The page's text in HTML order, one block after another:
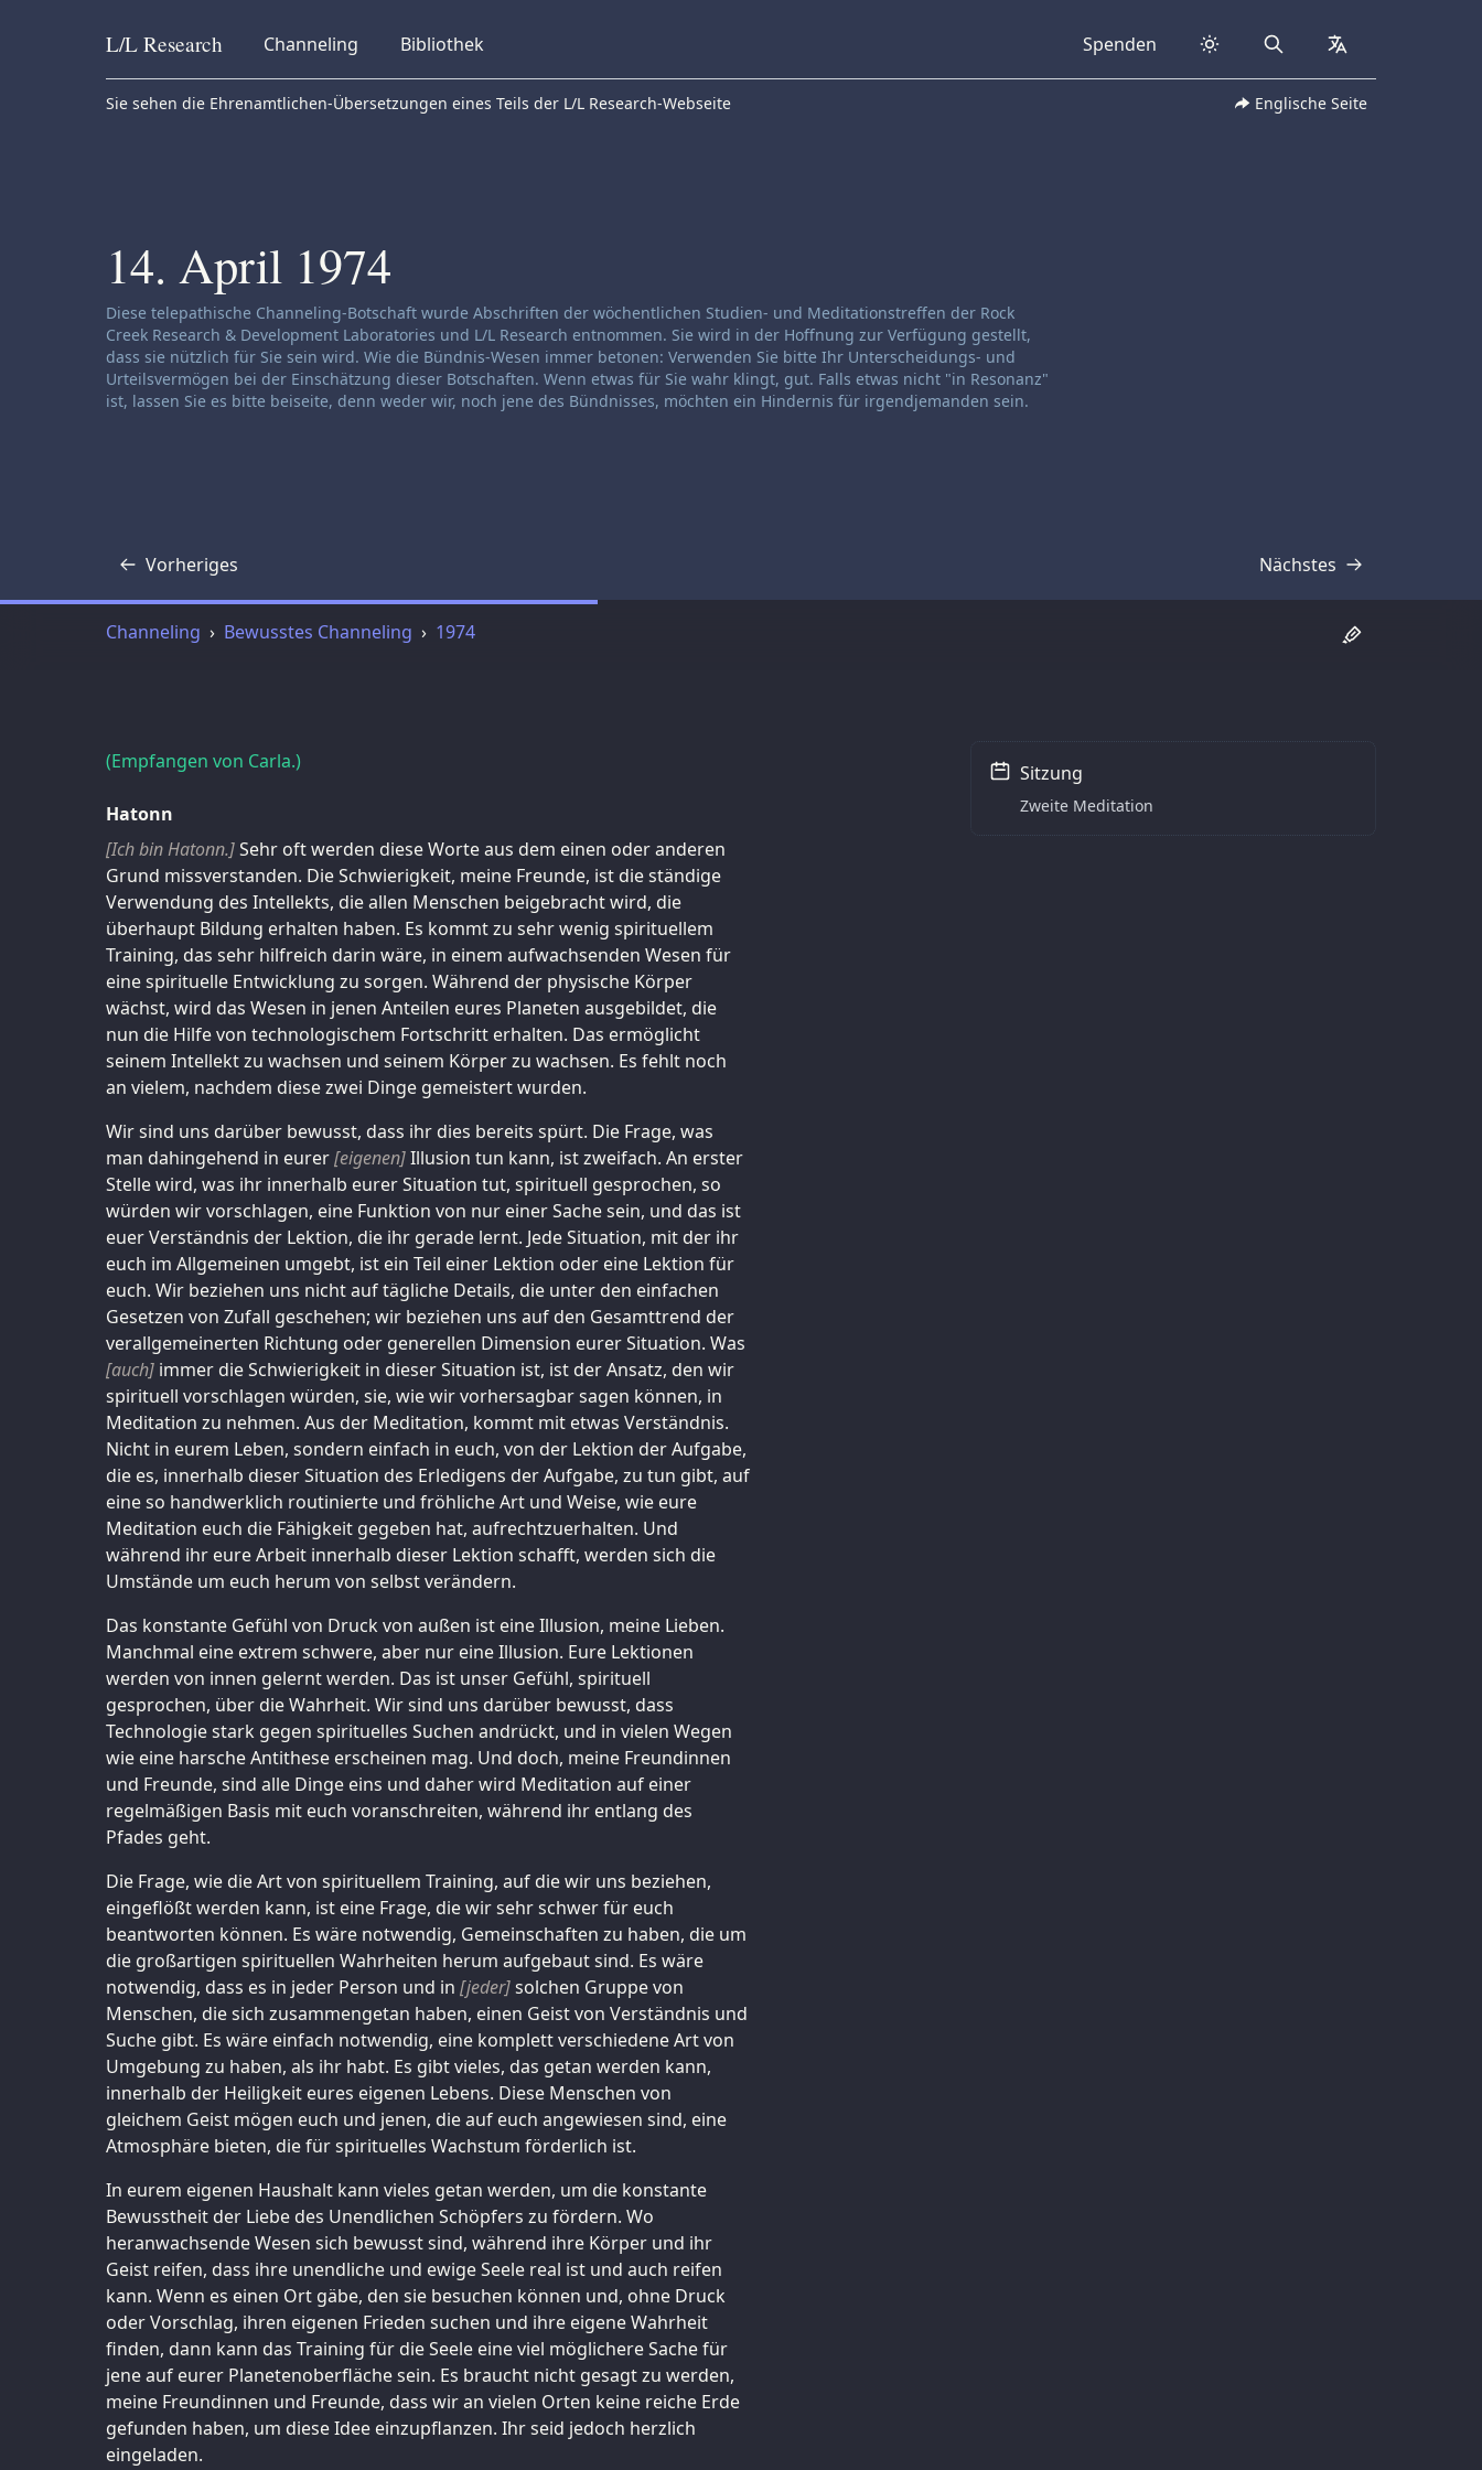
Skip to content
L/L Research Channeling Bibliothek Spenden Search collapsed
Sie sehen die Ehrenamtlichen-Übersetzungen eines Teils der L/L Research-Webseite Englische Seite
14. April 1974
Haftungsausschluss für Channeling:
Diese telepathische Channeling-Botschaft wurde Abschriften der wöchentlichen Studien- und Meditationstreffen der Rock
Creek Research & Development Laboratories und L/L Research entnommen. Sie wird in der Hoffnung zur Verfügung gestellt,
dass sie nützlich für Sie sein wird. Wie die Bündnis-Wesen immer betonen: Verwenden Sie bitte Ihr Unterscheidungs- und
Urteilsvermögen bei der Einschätzung dieser Botschaften. Wenn etwas für Sie wahr klingt, gut. Falls etwas nicht "in Resonanz"
ist, lassen Sie es bitte beiseite, denn weder wir, noch jene des Bündnisses, möchten ein Hindernis für irgendjemanden sein.
Vorheriges
Transkript Nächstes
Transkript
Channeling Bewusstes Channeling 1974
(Empfangen von Carla.)
Hatonn
[Ich bin Hatonn.]Sehr oft werden diese Worte aus dem einen oder anderen
Grund missverstanden. Die Schwierigkeit, meine Freunde, ist die ständige
Verwendung des Intellekts, die allen Menschen beigebracht wird, die
überhaupt Bildung erhalten haben. Es kommt zu sehr wenig spirituellem
Training, das sehr hilfreich darin wäre, in einem aufwachsenden Wesen für
eine spirituelle Entwicklung zu sorgen. Während der physische Körper
wächst, wird das Wesen in jenen Anteilen eures Planeten ausgebildet, die
nun die Hilfe von technologischem Fortschritt erhalten. Das ermöglicht
seinem Intellekt zu wachsen und seinem Körper zu wachsen. Es fehlt noch
an vielem, nachdem diese zwei Dinge gemeistert wurden.
Wir sind uns darüber bewusst, dass ihr dies bereits spürt. Die Frage, was
man dahingehend in eurer[eigenen]Illusion tun kann, ist zweifach. An erster
Stelle wird, was ihr innerhalb eurer Situation tut, spirituell gesprochen, so
würden wir vorschlagen, eine Funktion von nur einer Sache sein, und das ist
euer Verständnis der Lektion, die ihr gerade lernt. Jede Situation, mit der ihr
euch im Allgemeinen umgebt, ist ein Teil einer Lektion oder eine Lektion für
euch. Wir beziehen uns nicht auf tägliche Details, die unter den einfachen
Gesetzen von Zufall geschehen; wir beziehen uns auf den Gesamttrend der
verallgemeinerten Richtung oder generellen Dimension eurer Situation. Was
[auch] immer die Schwierigkeit in dieser Situation ist, ist der Ansatz, den wir
spirituell vorschlagen würden, sie, wie wir vorhersagbar sagen können, in
Meditation zu nehmen. Aus der Meditation, kommt mit etwas Verständnis.
Nicht in eurem Leben, sondern einfach in euch, von der Lektion der Aufgabe,
die es, innerhalb dieser Situation des Erledigens der Aufgabe, zu tun gibt, auf
eine so handwerklich routinierte und fröhliche Art und Weise, wie eure
Meditation euch die Fähigkeit gegeben hat, aufrechtzuerhalten. Und
während ihr eure Arbeit innerhalb dieser Lektion schafft, werden sich die
Umstände um euch herum von selbst verändern.
Das konstante Gefühl von Druck von außen ist eine Illusion, meine Lieben.
Manchmal eine extrem schwere, aber nur eine Illusion. Eure Lektionen
werden von innen gelernt werden. Das ist unser Gefühl, spirituell
gesprochen, über die Wahrheit. Wir sind uns darüber bewusst, dass
Technologie stark gegen spirituelles Suchen andrückt, und in vielen Wegen
wie eine harsche Antithese erscheinen mag. Und doch, meine Freundinnen
und Freunde, sind alle Dinge eins und daher wird Meditation auf einer
regelmäßigen Basis mit euch voranschreiten, während ihr entlang des
Pfades geht.
Die Frage, wie die Art von spirituellem Training, auf die wir uns beziehen,
eingeflößt werden kann, ist eine Frage, die wir sehr schwer für euch
beantworten können. Es wäre notwendig, Gemeinschaften zu haben, die um
die großartigen spirituellen Wahrheiten herum aufgebaut sind. Es wäre
notwendig, dass es in jeder Person und in [jeder]solchen Gruppe von
Menschen, die sich zusammengetan haben, einen Geist von Verständnis und
Suche gibt. Es wäre einfach notwendig, eine komplett verschiedene Art von
Umgebung zu haben, als ihr habt. Es gibt vieles, das getan werden kann,
innerhalb der Heiligkeit eures eigenen Lebens. Diese Menschen von
gleichem Geist mögen euch und jenen, die auf euch angewiesen sind, eine
Atmosphäre bieten, die für spirituelles Wachstum förderlich ist.
In eurem eigenen Haushalt kann vieles getan werden, um die konstante
Bewusstheit der Liebe des Unendlichen Schöpfers zu fördern. Wo
heranwachsende Wesen sich bewusst sind, während ihre Körper und ihr
Geist reifen, dass ihre unendliche und ewige Seele real ist und auch reifen
kann. Wenn es einen Ort gäbe, den sie besuchen können und, ohne Druck
oder Vorschlag, ihren eigenen Frieden suchen und ihre eigene Wahrheit
finden, dann kann das Training für die Seele eine viel möglichere Sache für
jene auf eurer Planetenoberfläche sein. Es braucht nicht gesagt zu werden,
meine Freundinnen und Freunde, dass wir an vielen Orten keine reiche Erde
gefunden haben, um diese Idee einzupflanzen. Ihr seid jedoch herzlich
eingeladen.
Sitzung
Zweite Meditation